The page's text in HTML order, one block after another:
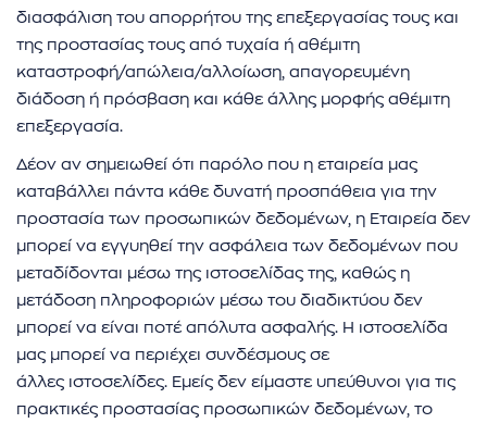
διασφάλιση του απορρήτου της επεξεργασίας τους και
της προστασίας τους από τυχαία ή αθέμιτη
καταστροφή/απώλεια/αλλοίωση, απαγορευμένη
διάδοση ή πρόσβαση και κάθε άλλης μορφής αθέμιτη
επεξεργασία.
Δέον αν σημειωθεί ότι παρόλο που η εταιρεία μας
καταβάλλει πάντα κάθε δυνατή προσπάθεια για την
προστασία των προσωπικών δεδομένων, η Εταιρεία δεν
μπορεί να εγγυηθεί την ασφάλεια των δεδομένων που
μεταδίδονται μέσω της ιστοσελίδας της, καθώς η
μετάδοση πληροφοριών μέσω του διαδικτύου δεν
μπορεί να είναι ποτέ απόλυτα ασφαλής. Η ιστοσελίδα
μας μπορεί να περιέχει συνδέσμους σε
άλλες ιστοσελίδες. Εμείς δεν είμαστε υπεύθυνοι για τις
πρακτικές προστασίας προσωπικών δεδομένων, το